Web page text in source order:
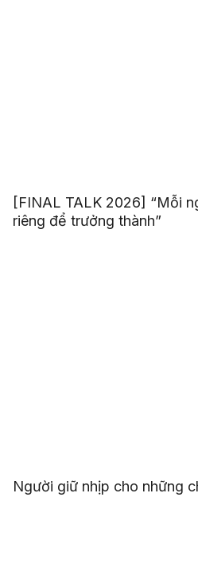
[FINAL TALK 2026] “Mỗi
riêng để trưởng thành”
Người giữ nhịp cho những